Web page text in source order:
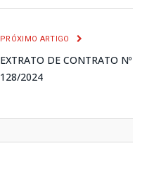
PRÓXIMO ARTIGO
EXTRATO DE CONTRATO Nº
128/2024